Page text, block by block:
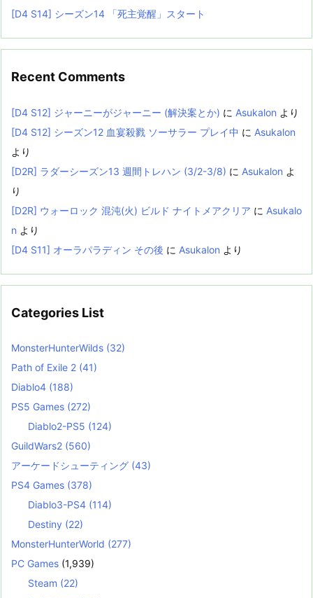
[D4 S14] シーズン14 「死主覚醒」スタート
Recent Comments
[D4 S12] ジャーニーがジャーニー (解決案とか) に Asukalon より
[D4 S12] シーズン12 血宴殺戮 ソーサラー プレイ中 に Asukalon
より
[D2R] ラダーシーズン13 週間トレハン (3/2-3/8) に Asukalon よ
り
[D2R] ウォーロック 混沌(火) ビルド ナイトメアクリア に Asukalo
n より
[D4 S11] オーラパラディン その後 に Asukalon より
Categories List
MonsterHunterWilds (32)
Path of Exile 2 (41)
Diablo4 (188)
PS5 Games (272)
Diablo2-PS5 (124)
GuildWars2 (560)
アーケードシューティング (43)
PS4 Games (378)
Diablo3-PS4 (114)
Destiny (22)
MonsterHunterWorld (277)
PC Games (1,939)
Steam (22)